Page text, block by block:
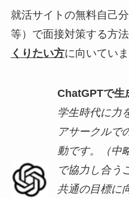
就活サイトの無料自己
等）で面接対策する方法
くりたい方に向いてい
ChatGPTで生
学生時代に力
アサークルで
動です。（中
で協力し合う
共通の目標に